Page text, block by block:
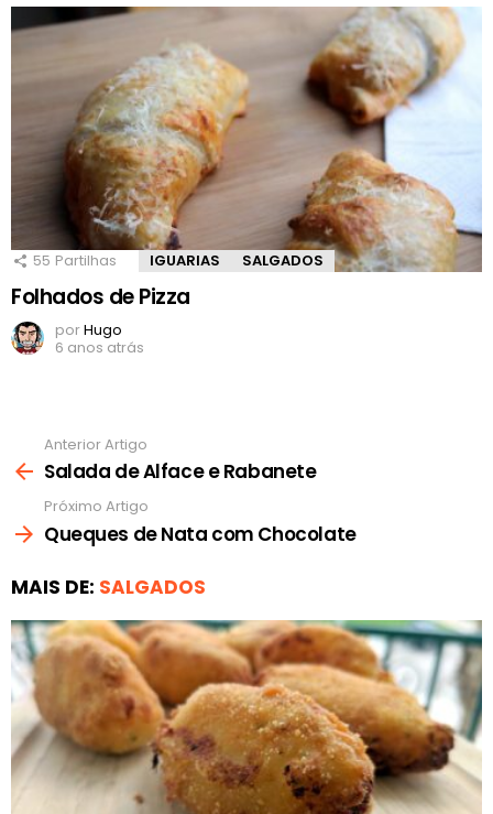
55 Partilhas IGUARIAS SALGADOS
Folhados de Pizza
porHugo
6 anos atrás
mais
Anterior Artigo
Salada de Alface e Rabanete
Próximo Artigo
Queques de Nata com Chocolate
MAIS DE: SALGADOS